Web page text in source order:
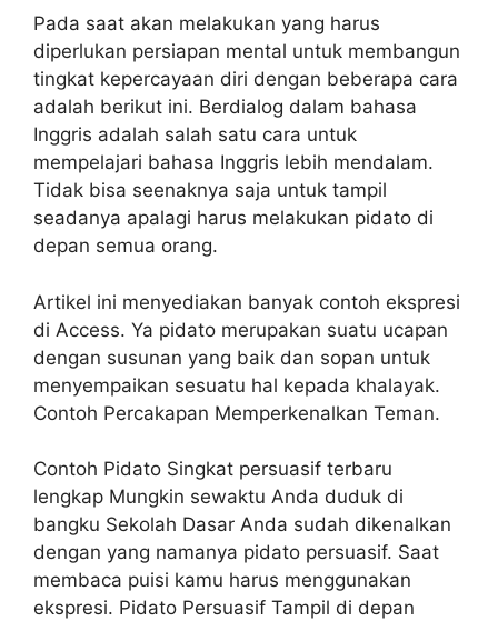
Pada saat akan melakukan yang harus
diperlukan persiapan mental untuk membangun
tingkat kepercayaan diri dengan beberapa cara
adalah berikut ini. Berdialog dalam bahasa
Inggris adalah salah satu cara untuk
mempelajari bahasa Inggris lebih mendalam.
Tidak bisa seenaknya saja untuk tampil
seadanya apalagi harus melakukan pidato di
depan semua orang.
Artikel ini menyediakan banyak contoh ekspresi
di Access. Ya pidato merupakan suatu ucapan
dengan susunan yang baik dan sopan untuk
menyempaikan sesuatu hal kepada khalayak.
Contoh Percakapan Memperkenalkan Teman.
Contoh Pidato Singkat persuasif terbaru
lengkap Mungkin sewaktu Anda duduk di
bangku Sekolah Dasar Anda sudah dikenalkan
dengan yang namanya pidato persuasif. Saat
membaca puisi kamu harus menggunakan
ekspresi. Pidato Persuasif Tampil di depan